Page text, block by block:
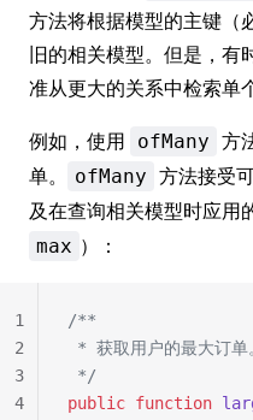
方法将根据模型的主键（
旧的相关模型。但是，有
准从更大的关系中检索单
例如，使用
ofMany 方
单。
ofMany 方法接受
及在查询相关模型时应用
max ）：
/**
* 获取用户的最大订单
*/
public function
1
2
3
4